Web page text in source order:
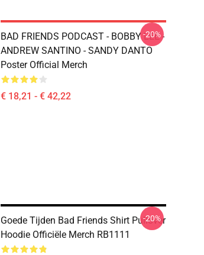
BAD FRIENDS PODCAST - BOBBY LEE -
ANDREW SANTINO - SANDY DANTO
Poster Official Merch
€ 18,21 - € 42,22
-20%
Goede Tijden Bad Friends Shirt Pullover
Hoodie Officiële Merch RB1111
-20%